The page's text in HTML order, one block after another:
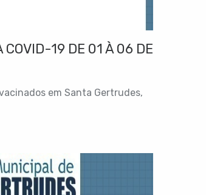
COVID-19 DE 01 À 06 DE
em Santa Gertrudes,